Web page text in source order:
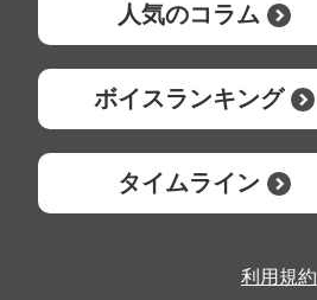
人気のコラム
ボイスランキング
タイムライン
利用規約